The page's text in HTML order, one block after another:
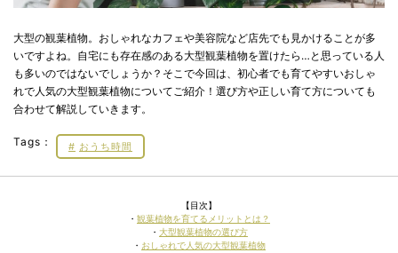
大型の観葉植物。おしゃれなカフェや美容院など店先でも見かけることが多
いですよね。自宅にも存在感のある大型観葉植物を置けたら…と思っている人
も多いのではないでしょうか？そこで今回は、初心者でも育てやすいおしゃ
れで人気の大型観葉植物についてご紹介！選び方や正しい育て方についても
合わせて解説していきます。
Tags： おうち時間
【目次】
・ 観葉植物を育てるメリットとは？
・ 大型観葉植物の選び方
・ おしゃれで人気の大型観葉植物